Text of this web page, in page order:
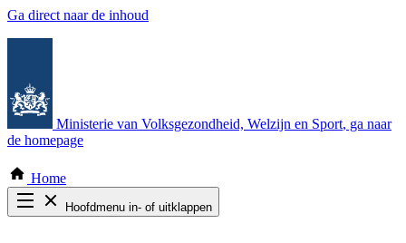
Ga direct naar de inhoud
Ministerie van Volksgezondheid, Welzijn en Sport, ga naar
de homepage
Home
Hoofdmenu in- of uitklappen